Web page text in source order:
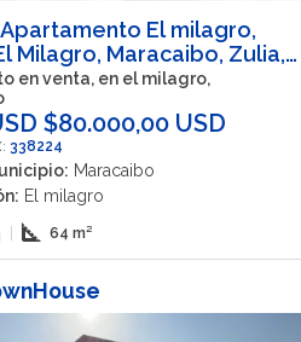
El milagro,
Milagro, Maracaibo, Zulia,
en venta, en el milagro,
$80.000,00 USD
338224
Maracaibo
El milagro
| square_foot 64 m²